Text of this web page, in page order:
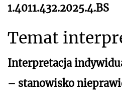
1.4011.432.2025.4.BS
Temat
Interpretacja
– stanowisko